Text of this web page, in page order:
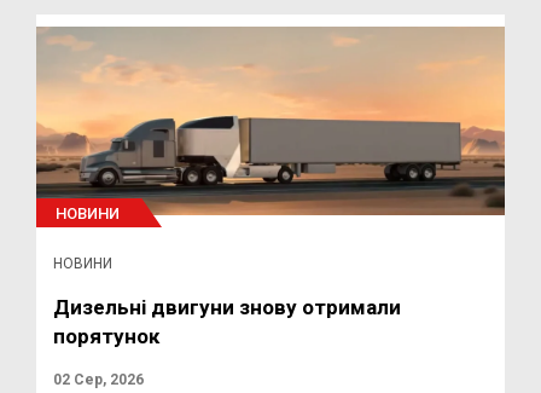
НОВИНИ
НОВИНИ
Дизельні двигуни знову отримали
порятунок
02 Сер, 2026